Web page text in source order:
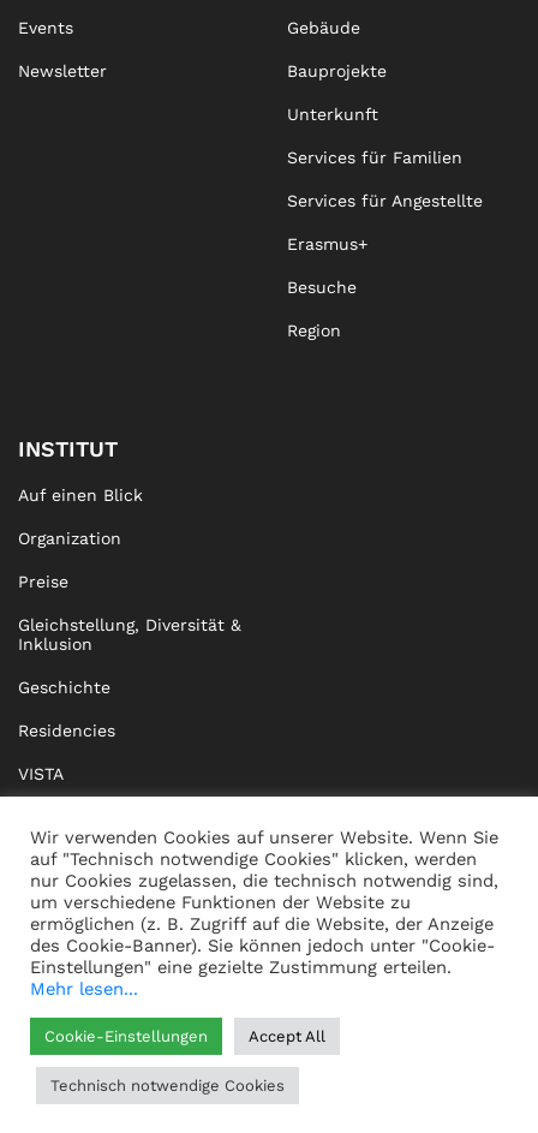
Events
Newsletter
Gebäude
Bauprojekte
Unterkunft
Services für Familien
Services für Angestellte
Erasmus+
Besuche
Region
INSTITUT
Auf einen Blick
Organization
Preise
Gleichstellung, Diversität &
Inklusion
Geschichte
Residencies
VISTA
BRIDGE Network
Dokumente
KONTAKT
WHISTLEBLOWING
HILFE
IMPRESSUM
DATENSCHUTZ
AGB
Wir verwenden Cookies auf unserer Website. Wenn Sie
auf "Technisch notwendige Cookies" klicken, werden
nur Cookies zugelassen, die technisch notwendig sind,
um verschiedene Funktionen der Website zu
ermöglichen (z. B. Zugriff auf die Website, der Anzeige
des Cookie-Banner). Sie können jedoch unter "Cookie-
Einstellungen" eine gezielte Zustimmung erteilen.
Mehr lesen...
Cookie-Einstellungen Accept All
Technisch notwendige Cookies